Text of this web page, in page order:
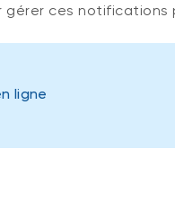
ces notifications
ligne